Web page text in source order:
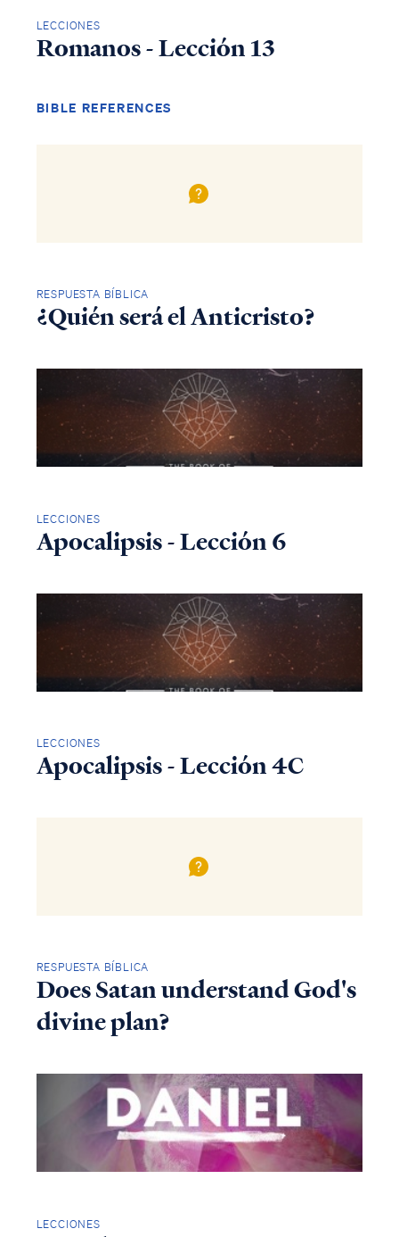
LECCIONES
Romanos - Lección 13
BIBLE REFERENCES
RESPUESTA BÍBLICA
¿Quién será el Anticristo?
LECCIONES
Apocalipsis - Lección 6
LECCIONES
Apocalipsis - Lección 4C
RESPUESTA BÍBLICA
Does Satan understand God's
divine plan?
LECCIONES